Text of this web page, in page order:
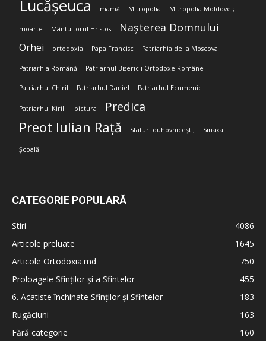
Lucășeuca mamă Mitropolia Mitropolia Moldovei;
moarte Mântuitorul Hristos Nașterea Domnului
Orhei ortodoxia Papa Francisc Patriarhia de la Moscova
Patriarhia Română Patriarhul Bisericii Ortodoxe Române
Patriarhul Chiril Patriarhul Daniel Patriarhul Ecumenic
Patriarhul Kirill pictura Predica
Preot Iulian Rață Sfaturi duhovnicești; Sinaxa
Școală
CATEGORIE POPULARĂ
Stiri
4086
Articole preluate
1645
Articole Ortodoxia.md
750
Proloagele Sfinților și a Sfintelor
455
6. Acatiste închinate Sfinților și Sfintelor
183
Rugăciuni
163
Fără categorie
160